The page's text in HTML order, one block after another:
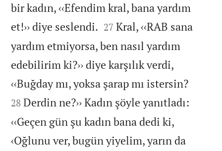
bir kadın, ‹‹Efendim kral, bana yardım
et!›› diye seslendi. 

27 Kral, ‹‹RAB sana
yardım etmiyorsa, ben nasıl yardım
edebilirim ki?›› diye karşılık verdi,
‹‹Buğday mı, yoksa şarap mı istersin?
28 Derdin ne?›› Kadın şöyle yanıtladı:
‹‹Geçen gün şu kadın bana dedi ki,
‹Oğlunu ver, bugün yiyelim, yarın da